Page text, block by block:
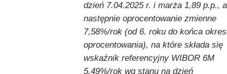
dzień 7.04.2025 r. i marża 1,89 p.p., a
następnie oprocentowanie zmienne
7,58%/rok (od 6. roku do końca
oprocentowania), na które składa się
wskaźnik referencyjny WIBOR 6M
5,49%/rok wg stanu na dzień